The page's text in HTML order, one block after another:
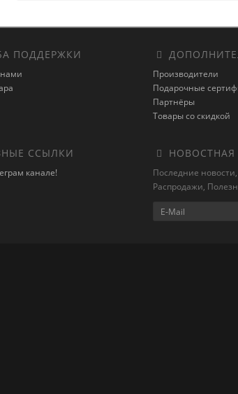
ПОДДЕРЖКИ
нами
Производители
Подарочные
Партнёры
Товары со скидкой
ССЫЛКИ
канале!
Последние
Распродажи,